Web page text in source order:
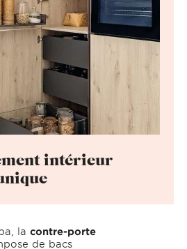
intérieur
la contre-porte
de bacs